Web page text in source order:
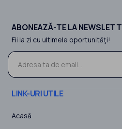
ABONEAZĂ-TE LA
Fii la zi cu ultimele oportunităţi!
LINK-URI UTILE
Acasă